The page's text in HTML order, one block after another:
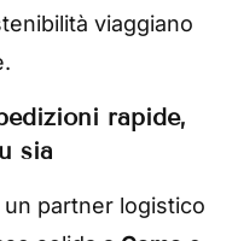
viaggiano
rapide,
sia
partner logistico